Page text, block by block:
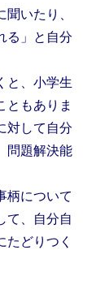
いたり、
る」と自分
と、小学生
ともありま
対して自分
問題解決能
柄について
て、自分自
どりつく